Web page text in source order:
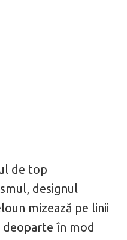
de top
designul
mizează pe linii
deoparte în mod